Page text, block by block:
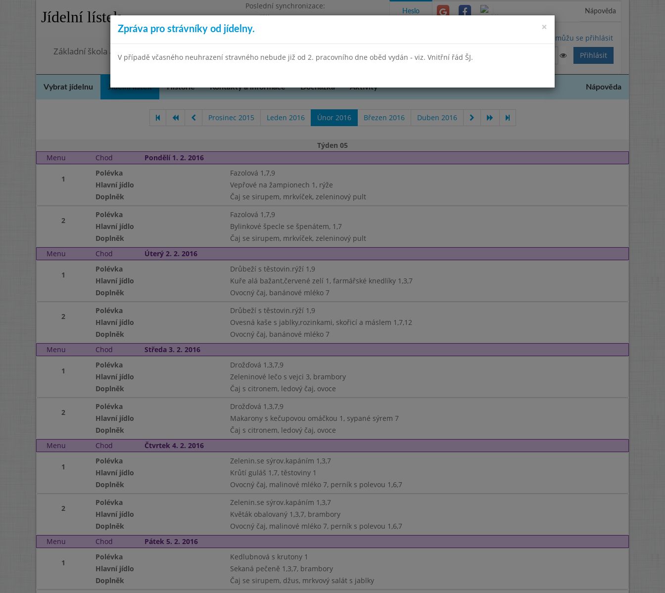
Jídelní lístek
Poslední synchronizace:
Pondělí 27.7.2026 13:26
Omezení objednávek
Základní škola a Mateřská škola, Praha 4, Ohradní 49
Heslo Nápověda
Nemůžu se přihlásit
Vybrat jídelnu Jídelní lístek Historie Kontakty a informace Docházka Aktivity Nápověda
Prosinec 2015 Leden 2016 Únor 2016 Březen 2016 Duben 2016
Týden 05
Menu
Chod Pondělí 1. 2. 2016
1
Polévka
Fazolová 1,7,9
Hlavní jídlo
Vepřové na žampionech 1, rýže
Doplněk
Čaj se sirupem, mrkvíček, zeleninový pult
2
Polévka
Fazolová 1,7,9
Hlavní jídlo
Bylinkové špecle se špenátem, 1,7
Doplněk
Čaj se sirupem, mrkvíček, zeleninový pult
Menu
Chod Úterý 2. 2. 2016
1
Polévka
Drůbeží s těstovin.rýží 1,9
Hlavní jídlo
Kuře alá bažant,červené zelí 1, farmářské knedlíky 1,3,7
Doplněk
Ovocný čaj, banánové mléko 7
2
Polévka
Drůbeží s těstovin.rýží 1,9
Hlavní jídlo
Ovesná kaše s jablky,rozinkami, skořicí a máslem 1,7,12
Doplněk
Ovocný čaj, banánové mléko 7
Menu
Chod Středa 3. 2. 2016
1
Polévka
Drožďová 1,3,7,9
Hlavní jídlo
Zeleninové lečo s vejci 3, brambory
Doplněk
Čaj s citronem, ledový čaj, ovoce
2
Polévka
Drožďová 1,3,7,9
Hlavní jídlo
Makarony s kečupovou omáčkou 1, sypané sýrem 7
Doplněk
Čaj s citronem, ledový čaj, ovoce
Menu
Chod Čtvrtek 4. 2. 2016
1
Polévka
Zelenin.se sýrov.kapáním 1,3,7
Hlavní jídlo
Krůtí guláš 1,7, těstoviny 1
Doplněk
Ovocný čaj, malinové mléko 7, perník s polevou 1,6,7
2
Polévka
Zelenin.se sýrov.kapáním 1,3,7
Hlavní jídlo
Květák obalovaný 1,3,7, brambory
Doplněk
Ovocný čaj, malinové mléko 7, perník s polevou 1,6,7
Menu
Chod Pátek 5. 2. 2016
1
Polévka
Kedlubnová s krutony 1
Hlavní jídlo
Sekaná pečeně 1,3,7, brambory
Doplněk
Čaj se sirupem, džus, mrkvový salát s jablky
×
Zpráva pro strávníky od jídelny.
V případě včasného neuhrazení stravného nebude již od 2. pracovního dne oběd vydán - viz. Vnitřní řád ŠJ.